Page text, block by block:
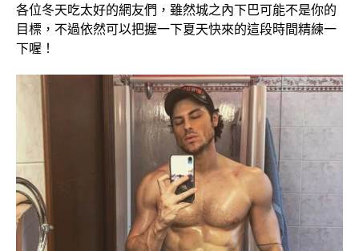
各位冬天吃太好的網友們，雖然城之內下巴可能不是你的
目標，不過依然可以把握一下夏天快來的這段時間精練一
下喔！